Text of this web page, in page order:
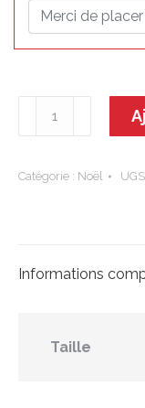
nuit
Catégorie : Noël
Informations
Taille